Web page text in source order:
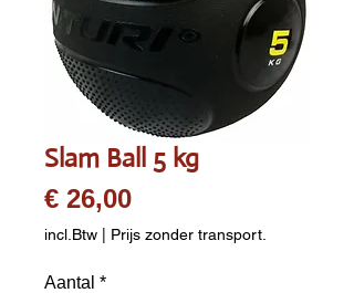
Slam Ball 5 kg
€ 26,00Prijs
incl.Btw | Prijs zonder transport.
Aantal *